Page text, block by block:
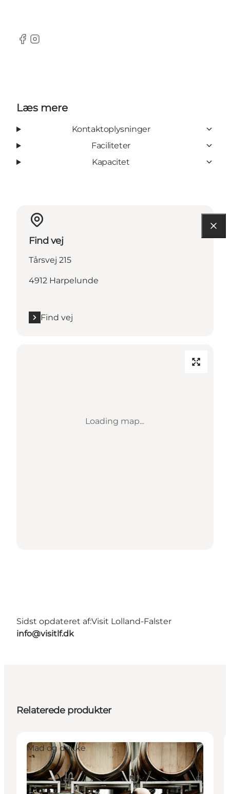
Facebook
Instagram
Læs mere
Kontaktoplysninger
Faciliteter
Kapacitet
Find vej
Tårsvej 215
4912 Harpelunde
Find vej
Loading map...
Sidst opdateret af:Visit Lolland-Falster
info@visitlf.dk
Relaterede produkter
Mad og drikke